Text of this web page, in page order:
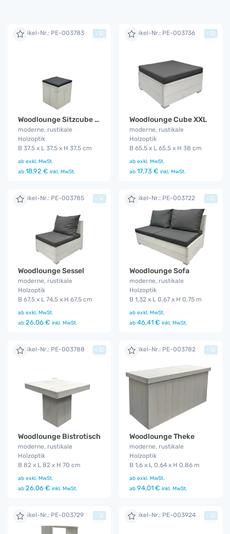
Artikel-Nr.: PE-003783
Woodlounge Sitzcube mit Kissen
moderne, rustikale
Holzoptik
B 37,5 x L 37,5 x H 37,5 cm
ab exkl. MwSt.
ab 18,92 € inkl. MwSt.
+ Artikel-Nr.: PE-003736
Woodlounge Cube XXL
moderne, rustikale
Holzoptik
B 65,5 x L 65,5 x H 38 cm
ab exkl. MwSt.
ab 17,73 € inkl. MwSt.
+
Artikel-Nr.: PE-003785
Woodlounge Sessel
moderne, rustikale
Holzoptik
B 67,5 x L 74,5 x H 67,5 cm
ab exkl. MwSt.
ab 26,06 € inkl. MwSt.
+ Artikel-Nr.: PE-003722
Woodlounge Sofa
moderne, rustikale
Holzoptik
B 1,32 x L 0,67 x H 0,75 m
ab exkl. MwSt.
ab 46,41 € inkl. MwSt.
+
Artikel-Nr.: PE-003788
Woodlounge Bistrotisch
moderne, rustikale
Holzoptik
B 82 x L 82 x H 70 cm
ab exkl. MwSt.
ab 26,06 € inkl. MwSt.
+ Artikel-Nr.: PE-003782
Woodlounge Theke
moderne, rustikale
Holzoptik
B 1,6 x L 0,64 x H 0,86 m
ab exkl. MwSt.
ab 94,01 € inkl. MwSt.
+
Artikel-Nr.: PE-003729 + Artikel-Nr.: PE-003924 +